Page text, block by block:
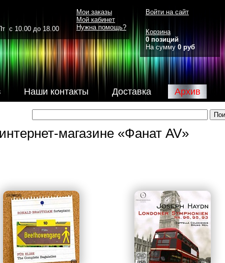
с 10.00 до 18.00
Наши контакты Доставка Архив
Мои заказы
Мой кабинет
Нужна помощь?
Войти на сайт
Корзина
0 позиций
На сумму 0 руб
магазине «Фанат AV»